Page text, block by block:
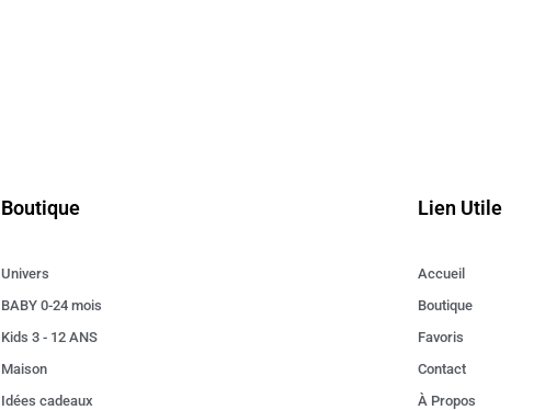
Boutique
Univers
BABY 0-24 mois
Kids 3 - 12 ANS
Maison
Idées cadeaux
Lien Utile
Accueil
Boutique
Favoris
Contact
À Propos